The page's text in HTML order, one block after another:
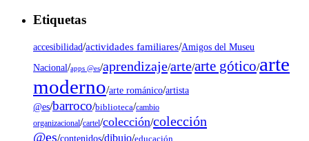
Etiquetas
accesibilidad/actividades familiares/Amigos del Museu
Nacional/apps @es/aprendizaje/arte/arte gótico/arte
moderno/arte románico/artista
@es/barroco/biblioteca/cambio
organizacional/cartel/colección/colección
@es/contenidos/dibujo/educación